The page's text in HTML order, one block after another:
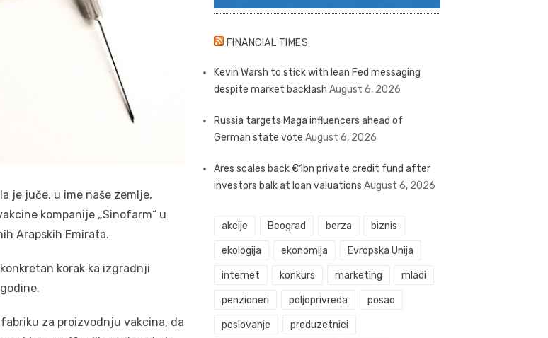
je juče, u ime naše zemlje,
kompanije „Sinofarm“ u
Arapskih Emirata.
korak ka izgradnji
za proizvodnju vakcina, da
FINANCIAL TIMES
Kevin Warsh to stick with lean Fed messaging
despite market backlash August 6, 2026
Russia targets Maga influencers ahead of
German state vote August 6, 2026
Ares scales back €1bn private credit fund after
investors balk at loan valuations August 6, 2026
akcije Beograd berza biznis
ekologija ekonomija Evropska Unija
internet konkurs marketing mladi
penzioneri poljoprivreda posao
poslovanje preduzetnici